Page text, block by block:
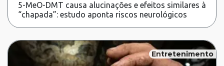
5-MeO-DMT causa alucinações e efeitos similares à
“chapada”: estudo aponta riscos neurológicos
Entretenimento